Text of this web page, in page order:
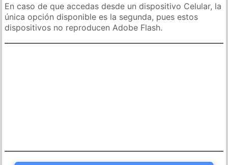
En caso de que accedas desde un dispositivo Celular, la
única opción disponible es la segunda, pues estos
dispositivos no reproducen Adobe Flash.